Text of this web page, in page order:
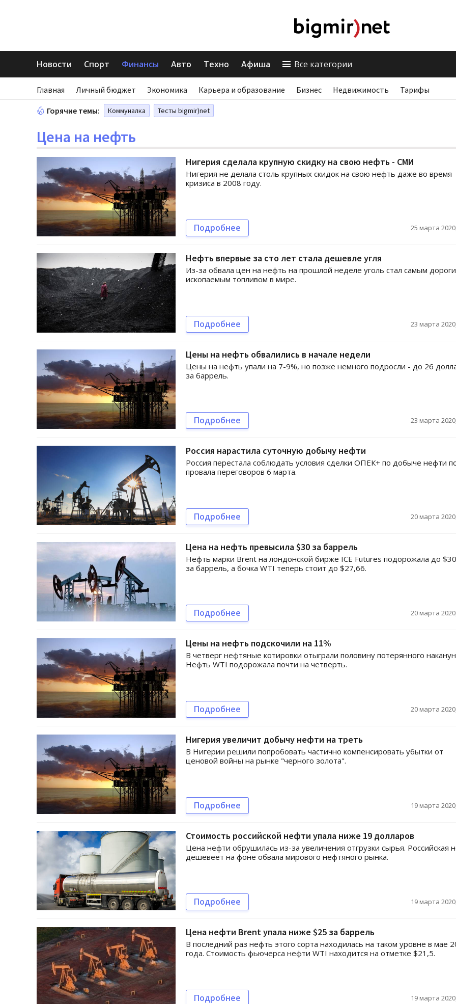
Новости Спорт Финансы Авто Техно Афиша Все категории
Главная Личный бюджет Экономика Карьера и образование Бизнес Недвижимость Тарифы
Горячие темы: Коммуналка Тесты bigmir)net
Цена на нефть
Нигерия сделала крупную скидку на свою нефть - СМИ
Нигерия не делала столь крупных скидок на свою нефть даже во время
кризиса в 2008 году.
Подробнее 25 марта
Нефть впервые за сто лет стала дешевле угля
Из-за обвала цен на нефть на прошлой неделе уголь стал самым
ископаемым топливом в мире.
Подробнее 23 марта
Цены на нефть обвалились в начале недели
Цены на нефть упали на 7-9%, но позже немного подросли - до 26
за баррель.
Подробнее 23 марта
Россия нарастила суточную добычу нефти
Россия перестала соблюдать условия сделки ОПЕК+ по добыче нефти
провала переговоров 6 марта.
Подробнее 20 марта
Цена на нефть превысила $30 за баррель
Нефть марки Brent на лондонской бирже ICE Futures подорожала до
за баррель, а бочка WTI теперь стоит до $27,66.
Подробнее 20 марта
Цены на нефть подскочили на 11%
В четверг нефтяные котировки отыграли половину потерянного
Нефть WTI подорожала почти на четверть.
Подробнее 20 марта
Нигерия увеличит добычу нефти на треть
В Нигерии решили попробовать частично компенсировать убытки от
ценовой войны на рынке "черного золота".
Подробнее 19 марта
Стоимость российской нефти упала ниже 19 долларов
Цена нефти обрушилась из-за увеличения отгрузки сырья. Российская
дешевеет на фоне обвала мирового нефтяного рынка.
Подробнее 19 марта
Цена нефти Brent упала ниже $25 за баррель
В последний раз нефть этого сорта находилась на таком уровне в мае
года. Стоимость фьючерса нефти WTI находится на отметке $21,5.
Подробнее 19 марта